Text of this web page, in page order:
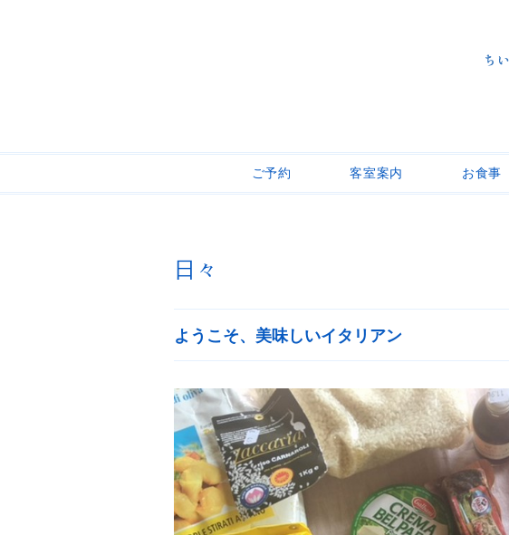
ご予約 客室案内 お食事
日々
ようこそ、美味しいイタリアン